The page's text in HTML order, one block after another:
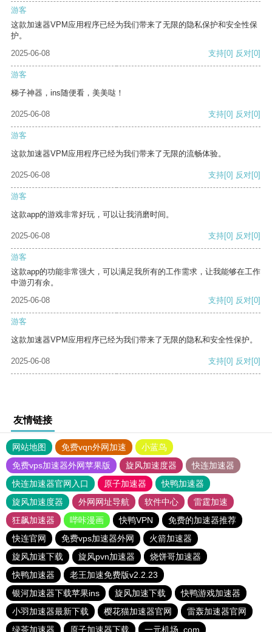
游客
这款加速器VPM应用程序已经为我们带来了无限的隐私保护和安全性保
护。
2025-06-08
支持[0] 反对[0]
游客
梯子神器，ins随便看，美美哒！
2025-06-08 支持[0] 反对[0]
游客
这款加速器VPM应用程序已经为我们带来了无限的流畅体验。
2025-06-08 支持[0] 反对[0]
游客
这款app的游戏非常好玩，可以让我消磨时间。
2025-06-08 支持[0] 反对[0]
游客
这款app的功能非常强大，可以满足我所有的工作需求，让我能够在工作
中游刃有余。
2025-06-08
支持[0] 反对[0]
游客
这款加速器VPM应用程序已经为我们带来了无限的隐私和安全性保护。
2025-06-08 支持[0] 反对[0]
友情链接
网站地图 免费vqn外网加速
小蓝鸟
免费vps加速器外网苹果版
旋风加速度器
快连加速器
快连加速器官网入口
原子加速器
快鸭加速器
旋风加速度器
外网网址导航 软件中心
雷霆加速
狂飙加速器
哔咔漫画 快鸭VPN
免费的加速器推荐
快连官网
免费vps加速器外网
火箭加速器
旋风加速下载
旋风pvn加速器
烧饼哥加速器
快鸭加速器
老王加速免费版v2.2.23
银河加速器下载苹果ins
旋风加速下载
快鸭游戏加速器
小羽加速器最新下载
樱花猫加速器官网
雷轰加速器官网
绿茶加速器
原子加速器下载 一元机场. com